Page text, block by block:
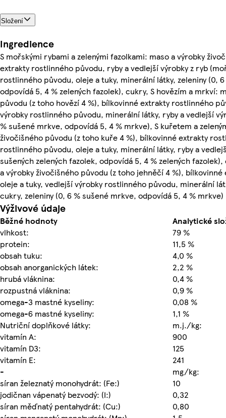
Složení
Ingredience
S mořskými rybami a zelenými fazolkami: maso a výrobky
extrakty rostlinného původu, ryby a vedlejší výrobky z ryb
rostlinného původu, oleje a tuky, minerální látky, zeleniny (0,
odpovídá 5, 4 % zelených fazolek), cukry, S hovězím a mrkví:
původu (z toho hovězí 4 %), bílkovinné extrakty rostlinného
výrobky rostlinného původu, minerální látky, ryby a vedlejší
% sušené mrkve, odpovídá 5, 4 % mrkve), S kuřetem a
živočišného původu (z toho kuře 4 %), bílkovinné extrakty
rostlinného původu, oleje a tuky, minerální látky, ryby a
sušených zelených fazolek, odpovídá 5, 4 % zelených
a výrobky živočišného původu (z toho jehněčí 4 %),
oleje a tuky, vedlejší výrobky rostlinného původu, minerální
cukry, zeleniny (0, 6 % sušené mrkve, odpovídá 5, 4 % mrkve)
Výživové údaje
Běžné hodnoty
Analytické
vlhkost:
79 %
protein:
11,5 %
obsah tuku:
4,0 %
obsah anorganických látek:
2,2 %
hrubá vláknina:
0,4 %
rozpustná vláknina:
0,9 %
omega-3 mastné kyseliny:
0,08 %
omega-6 mastné kyseliny:
1,1 %
Nutriční doplňkové látky:
m.j./kg:
vitamín A:
900
vitamín D3:
125
vitamín E:
241
-
mg/kg:
síran železnatý monohydrát: (Fe:)
10
jodičnan vápenatý bezvodý: (I:)
0,32
síran měďnatý pentahydrát: (Cu:)
0,80